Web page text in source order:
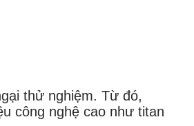
thử nghiệm. Từ đó,
công nghệ cao như titan